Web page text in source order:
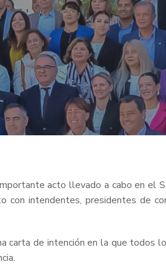
acto llevado a cabo en el
con intendentes, presidentes de
carta de intención en la que todos